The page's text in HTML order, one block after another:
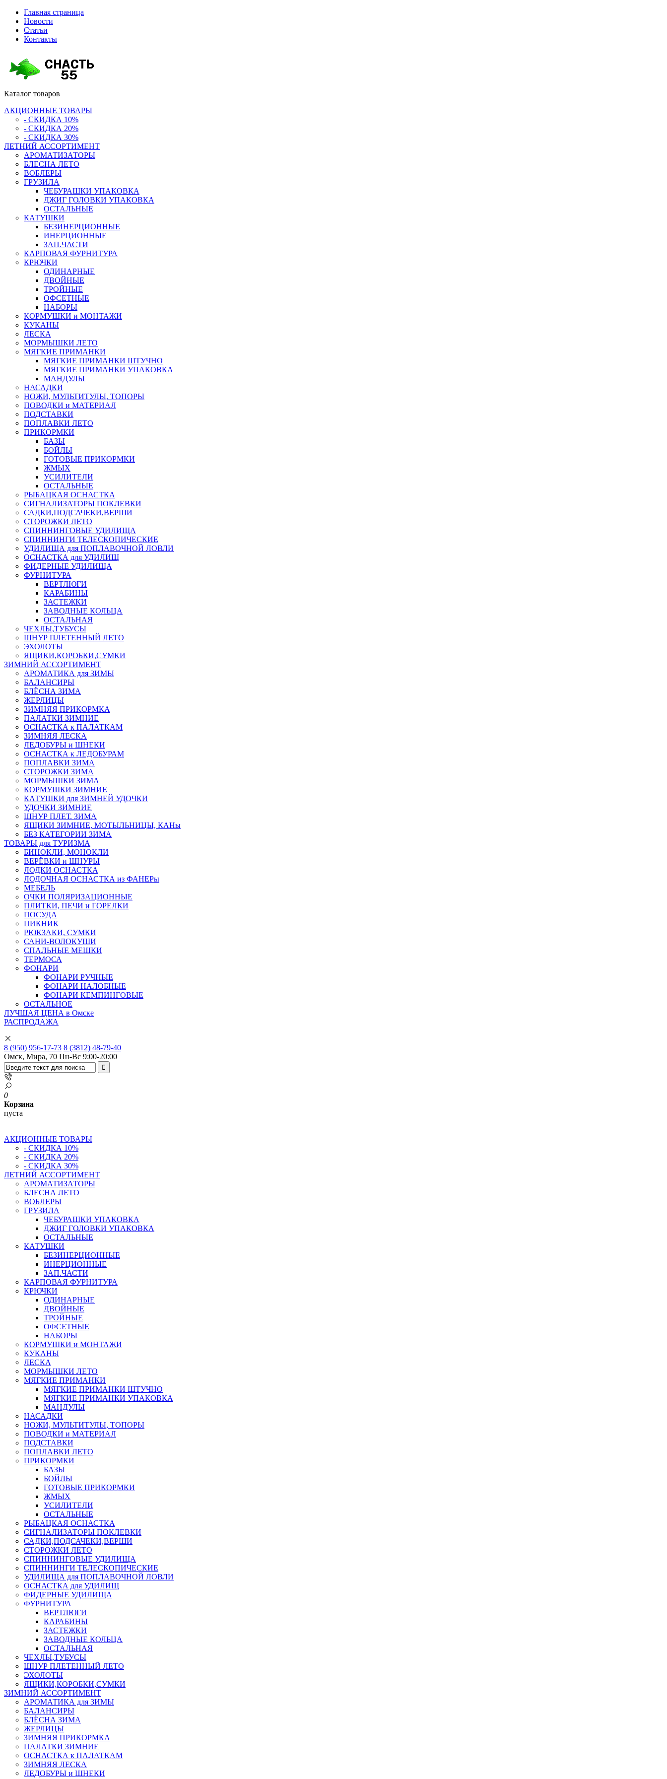
Главная страница
Новости
Статьи
Контакты
Каталог товаров
АКЦИОННЫЕ ТОВАРЫ
- СКИДКА 10%
- СКИДКА 20%
- СКИДКА 30%
ЛЕТНИЙ АССОРТИМЕНТ
АРОМАТИЗАТОРЫ
БЛЕСНА ЛЕТО
ВОБЛЕРЫ
ГРУЗИЛА
ЧЕБУРАШКИ УПАКОВКА
ДЖИГ ГОЛОВКИ УПАКОВКА
ОСТАЛЬНЫЕ
КАТУШКИ
БЕЗИНЕРЦИОННЫЕ
ИНЕРЦИОННЫЕ
ЗАП.ЧАСТИ
КАРПОВАЯ ФУРНИТУРА
КРЮЧКИ
ОДИНАРНЫЕ
ДВОЙНЫЕ
ТРОЙНЫЕ
ОФСЕТНЫЕ
НАБОРЫ
КОРМУШКИ и МОНТАЖИ
КУКАНЫ
ЛЕСКА
МОРМЫШКИ ЛЕТО
МЯГКИЕ ПРИМАНКИ
МЯГКИЕ ПРИМАНКИ ШТУЧНО
МЯГКИЕ ПРИМАНКИ УПАКОВКА
МАНДУЛЫ
НАСАДКИ
НОЖИ, МУЛЬТИТУЛЫ, ТОПОРЫ
ПОВОДКИ и МАТЕРИАЛ
ПОДСТАВКИ
ПОПЛАВКИ ЛЕТО
ПРИКОРМКИ
БАЗЫ
БОЙЛЫ
ГОТОВЫЕ ПРИКОРМКИ
ЖМЫХ
УСИЛИТЕЛИ
ОСТАЛЬНЫЕ
РЫБАЦКАЯ ОСНАСТКА
СИГНАЛИЗАТОРЫ ПОКЛЕВКИ
САДКИ,ПОДСАЧЕКИ,ВЕРШИ
СТОРОЖКИ ЛЕТО
СПИННИНГОВЫЕ УДИЛИЩА
СПИННИНГИ ТЕЛЕСКОПИЧЕСКИЕ
УДИЛИЩА для ПОПЛАВОЧНОЙ ЛОВЛИ
ОСНАСТКА для УДИЛИЩ
ФИДЕРНЫЕ УДИЛИЩА
ФУРНИТУРА
ВЕРТЛЮГИ
КАРАБИНЫ
ЗАСТЕЖКИ
ЗАВОДНЫЕ КОЛЬЦА
ОСТАЛЬНАЯ
ЧЕХЛЫ,ТУБУСЫ
ШНУР ПЛЕТЕННЫЙ ЛЕТО
ЭХОЛОТЫ
ЯЩИКИ,КОРОБКИ,СУМКИ
ЗИМНИЙ АССОРТИМЕНТ
АРОМАТИКА для ЗИМЫ
БАЛАНСИРЫ
БЛЁСНА ЗИМА
ЖЕРЛИЦЫ
ЗИМНЯЯ ПРИКОРМКА
ПАЛАТКИ ЗИМНИЕ
ОСНАСТКА к ПАЛАТКАМ
ЗИМНЯЯ ЛЕСКА
ЛЕДОБУРЫ и ШНЕКИ
ОСНАСТКА к ЛЕДОБУРАМ
ПОПЛАВКИ ЗИМА
СТОРОЖКИ ЗИМА
МОРМЫШКИ ЗИМА
КОРМУШКИ ЗИМНИЕ
КАТУШКИ для ЗИМНЕЙ УДОЧКИ
УДОЧКИ ЗИМНИЕ
ШНУР ПЛЕТ. ЗИМА
ЯЩИКИ ЗИМНИЕ, МОТЫЛЬНИЦЫ, КАНы
БЕЗ КАТЕГОРИИ ЗИМА
ТОВАРЫ для ТУРИЗМА
БИНОКЛИ, МОНОКЛИ
ВЕРЁВКИ и ШНУРЫ
ЛОДКИ ОСНАСТКА
ЛОДОЧНАЯ ОСНАСТКА из ФАНЕРы
МЕБЕЛЬ
ОЧКИ ПОЛЯРИЗАЦИОННЫЕ
ПЛИТКИ, ПЕЧИ и ГОРЕЛКИ
ПОСУДА
ПИКНИК
РЮКЗАКИ, СУМКИ
САНИ-ВОЛОКУШИ
СПАЛЬНЫЕ МЕШКИ
ТЕРМОСА
ФОНАРИ
ФОНАРИ РУЧНЫЕ
ФОНАРИ НАЛОБНЫЕ
ФОНАРИ КЕМПИНГОВЫЕ
ОСТАЛЬНОЕ
ЛУЧШАЯ ЦЕНА в Омске
РАСПРОДАЖА
8 (950) 956-17-73 8 (3812) 48-79-40
Омск, Мира, 70 Пн-Вс 9:00-20:00
0
Корзина
пуста
АКЦИОННЫЕ ТОВАРЫ
- СКИДКА 10%
- СКИДКА 20%
- СКИДКА 30%
ЛЕТНИЙ АССОРТИМЕНТ
АРОМАТИЗАТОРЫ
БЛЕСНА ЛЕТО
ВОБЛЕРЫ
ГРУЗИЛА
ЧЕБУРАШКИ УПАКОВКА
ДЖИГ ГОЛОВКИ УПАКОВКА
ОСТАЛЬНЫЕ
КАТУШКИ
БЕЗИНЕРЦИОННЫЕ
ИНЕРЦИОННЫЕ
ЗАП.ЧАСТИ
КАРПОВАЯ ФУРНИТУРА
КРЮЧКИ
ОДИНАРНЫЕ
ДВОЙНЫЕ
ТРОЙНЫЕ
ОФСЕТНЫЕ
НАБОРЫ
КОРМУШКИ и МОНТАЖИ
КУКАНЫ
ЛЕСКА
МОРМЫШКИ ЛЕТО
МЯГКИЕ ПРИМАНКИ
МЯГКИЕ ПРИМАНКИ ШТУЧНО
МЯГКИЕ ПРИМАНКИ УПАКОВКА
МАНДУЛЫ
НАСАДКИ
НОЖИ, МУЛЬТИТУЛЫ, ТОПОРЫ
ПОВОДКИ и МАТЕРИАЛ
ПОДСТАВКИ
ПОПЛАВКИ ЛЕТО
ПРИКОРМКИ
БАЗЫ
БОЙЛЫ
ГОТОВЫЕ ПРИКОРМКИ
ЖМЫХ
УСИЛИТЕЛИ
ОСТАЛЬНЫЕ
РЫБАЦКАЯ ОСНАСТКА
СИГНАЛИЗАТОРЫ ПОКЛЕВКИ
САДКИ,ПОДСАЧЕКИ,ВЕРШИ
СТОРОЖКИ ЛЕТО
СПИННИНГОВЫЕ УДИЛИЩА
СПИННИНГИ ТЕЛЕСКОПИЧЕСКИЕ
УДИЛИЩА для ПОПЛАВОЧНОЙ ЛОВЛИ
ОСНАСТКА для УДИЛИЩ
ФИДЕРНЫЕ УДИЛИЩА
ФУРНИТУРА
ВЕРТЛЮГИ
КАРАБИНЫ
ЗАСТЕЖКИ
ЗАВОДНЫЕ КОЛЬЦА
ОСТАЛЬНАЯ
ЧЕХЛЫ,ТУБУСЫ
ШНУР ПЛЕТЕННЫЙ ЛЕТО
ЭХОЛОТЫ
ЯЩИКИ,КОРОБКИ,СУМКИ
ЗИМНИЙ АССОРТИМЕНТ
АРОМАТИКА для ЗИМЫ
БАЛАНСИРЫ
БЛЁСНА ЗИМА
ЖЕРЛИЦЫ
ЗИМНЯЯ ПРИКОРМКА
ПАЛАТКИ ЗИМНИЕ
ОСНАСТКА к ПАЛАТКАМ
ЗИМНЯЯ ЛЕСКА
ЛЕДОБУРЫ и ШНЕКИ